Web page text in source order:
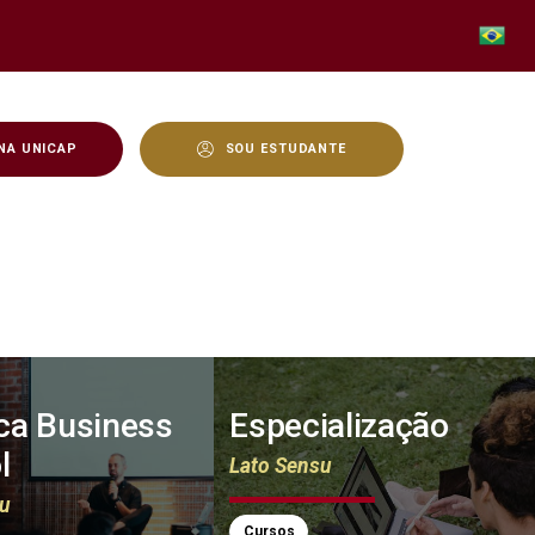
UNICAP SOU ESTUDANTE
Business
Especialização
Lato Sensu
Cursos